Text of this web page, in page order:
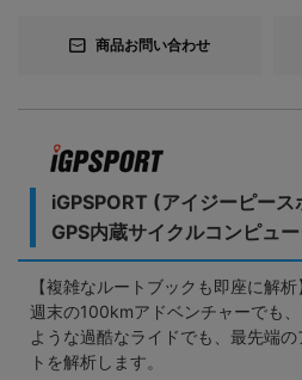
商品お問い合わせ
iGPSPORT (アイジーピー
GPS内蔵サイクルコンピュ
【複雑なルートブックも即座に解析
週末の100kmアドベンチャーでも
ような過酷なライドでも、最先端
トを解析します。